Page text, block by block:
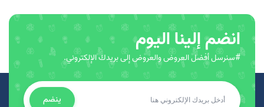
انضم إلينا اليوم
#سنرسل أفضل العروض والعروض إلى بريدك الإلكتروني.
ينضم